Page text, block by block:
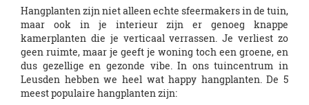
Hangplanten zijn niet alleen echte sfeermakers in de tuin,
maar ook in je interieur zijn er genoeg knappe
kamerplanten die je verticaal verrassen. Je verliest zo
geen ruimte, maar je geeft je woning toch een groene, en
dus gezellige en gezonde vibe. In ons tuincentrum in
Leusden hebben we heel wat happy hangplanten. De 5
meest populaire hangplanten zijn: